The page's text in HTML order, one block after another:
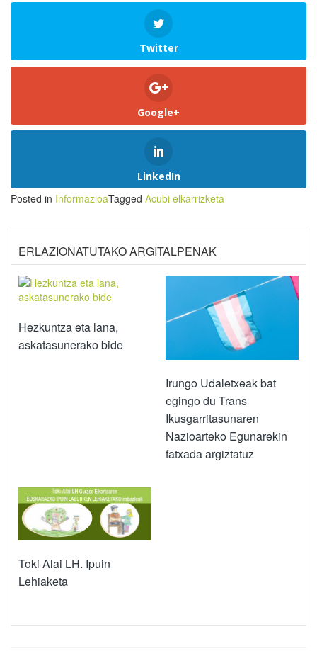
Twitter
Google+
LinkedIn
Posted in InformazioaTagged Acubi elkarrizketa
ERLAZIONATUTAKO ARGITALPENAK
Hezkuntza eta lana,
askatasunerako bide
Irungo Udaletxeak bat
egingo du Trans
Ikusgarritasunaren
Nazioarteko Egunarekin
fatxada argiztatuz
Toki Alai LH. Ipuin
Lehiaketa